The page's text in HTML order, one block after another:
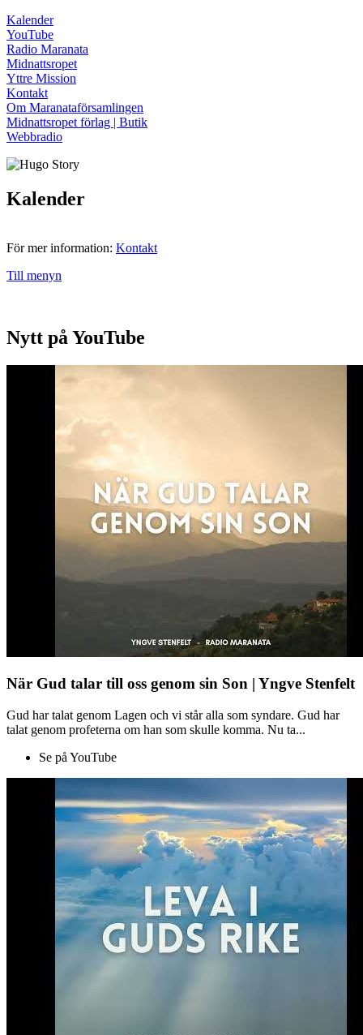
Kalender
YouTube
Radio Maranata
Midnattsropet
Yttre Mission
Kontakt
Om Maranataförsamlingen
Midnattsropet förlag | Butik
Webbradio
Kalender
För mer information: Kontakt
Till menyn
Nytt på YouTube
När Gud talar till oss genom sin Son | Yngve Stenfelt
Gud har talat genom Lagen och vi står alla som syndare. Gud har
talat genom profeterna om han som skulle komma. Nu ta...
Se på YouTube